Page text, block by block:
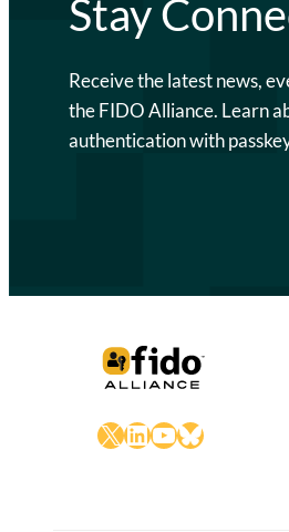
Stay
Receive the latest news,
the FIDO Alliance. Learn
authentication with
X LinkedIn
YouTube
Bluesky